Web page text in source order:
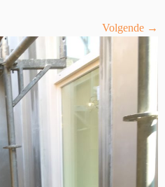
Volgende →